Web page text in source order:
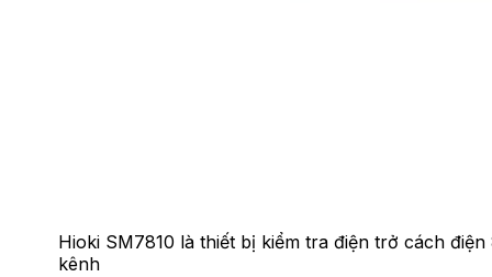
Hioki SM7810 là thiết bị kiểm tra điện trở cách điện
kênh